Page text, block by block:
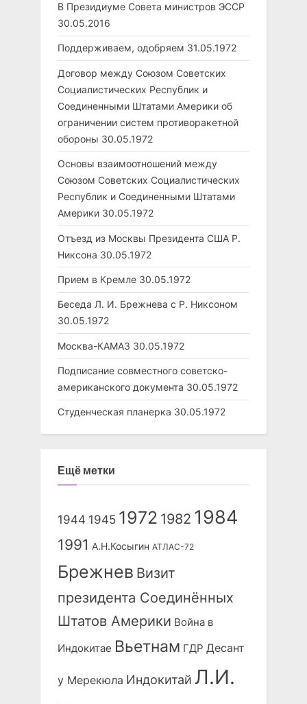
В Президиуме Совета министров ЭССР
30.05.2016
Поддерживаем, одобряем 31.05.1972
Договор между Союзом Советских
Социалистических Республик и
Соединенными Штатами Америки об
ограничении систем противоракетной
обороны 30.05.1972
Основы взаимоотношений между
Союзом Советских Социалистических
Республик и Соединенными Штатами
Америки 30.05.1972
Отъезд из Москвы Президента США Р.
Никсона 30.05.1972
Прием в Кремле 30.05.1972
Беседа Л. И. Брежнева с Р. Никсоном
30.05.1972
Москва-КАМАЗ 30.05.1972
Подписание совместного советско-
американского документа 30.05.1972
Студенческая планерка 30.05.1972
Ещё метки
1944 1945 1972 1982 1984
1991 А.Н.Косыгин АТЛАС-72
Брежнев Визит
президента Соединённых
Штатов Америки Война в
Индокитае Вьетнам ГДР Десант
у Мерекюла Индокитай Л.И.